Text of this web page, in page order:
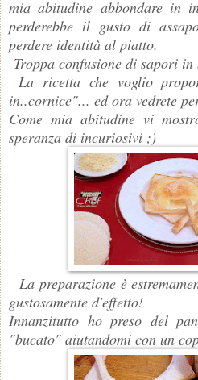
mia abitudine abbondare in
perderebbe il gusto di
perdere identità al piatto.
Troppa confusione di sapori in
La ricetta che voglio
in..cornice"... ed ora vedrete
Come mia abitudine vi
speranza di incuriosivi ;)
La preparazione è
gustosamente d'effetto!
Innanzitutto ho preso del
"bucato" aiutandomi con un